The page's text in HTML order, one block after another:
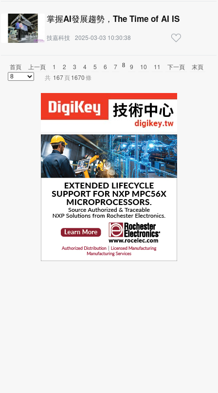
掌握AI發展趨勢，The Time of AI IS NOW
技嘉科技 2025-03-03 10:30:38
首頁 上一頁 1 2 3 4 5 6 7 8 9 10 11 下一頁
末頁
共 167頁 1670條